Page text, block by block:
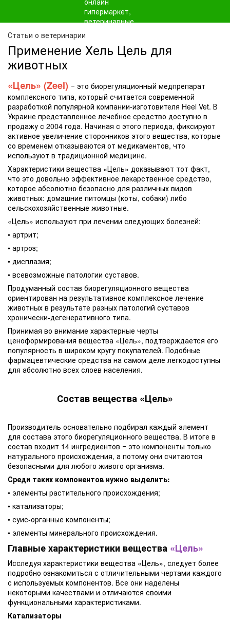
Статьи о ветеринарии
Применение Хель Цель для
животных
«Цель» (Zeel) ‒ это биорегуляционный медпрепарат
комплексного типа, который считается современной
разработкой популярной компании-изготовителя Heel Vet. В
Украине представленное лечебное средство доступно в
продажу с 2004 года. Начиная с этого периода, фиксируют
активное увеличение сторонников этого вещества, которые
со временем отказываются от медикаментов, что
используют в традиционной медицине.
Характеристики вещества «Цель» доказывают тот факт,
что это довольно эффективное лекарственное средство,
которое абсолютно безопасно для различных видов
животных: домашние питомцы (коты, собаки) либо
сельскохозяйственные животные.
«Цель» используют при лечении следующих болезней:
• артрит;
• артроз;
• дисплазия;
• всевозможные патологии суставов.
Продуманный состав биорегуляционного вещества
ориентирован на результативное комплексное лечение
животных в результате разных патологий суставов
хронически-дегенеративного типа.
Принимая во внимание характерные черты
ценоформирования вещества «Цель», подтверждается его
популярность в широком кругу покупателей. Подобные
фармацевтические средства на самом деле легкодоступны
для абсолютно всех слоев населения.
Состав вещества «Цель»
Производитель основательно подбирал каждый элемент
для состава этого биорегуляционного вещества. В итоге в
состав входит 14 ингредиентов ‒ это компоненты только
натурального происхождения, а потому они считаются
безопасными для любого живого организма.
Среди таких компонентов нужно выделить:
• элементы растительного происхождения;
• катализаторы;
• суис-органные компоненты;
• элементы минерального происхождения.
Главные характеристики вещества «Цель»
Исследуя характеристики вещества «Цель», следует более
подробно ознакомиться с отличительными чертами каждого
с используемых компонентов. Все они наделены
некоторыми качествами и отличаются своими
функциональными характеристиками.
Катализаторы